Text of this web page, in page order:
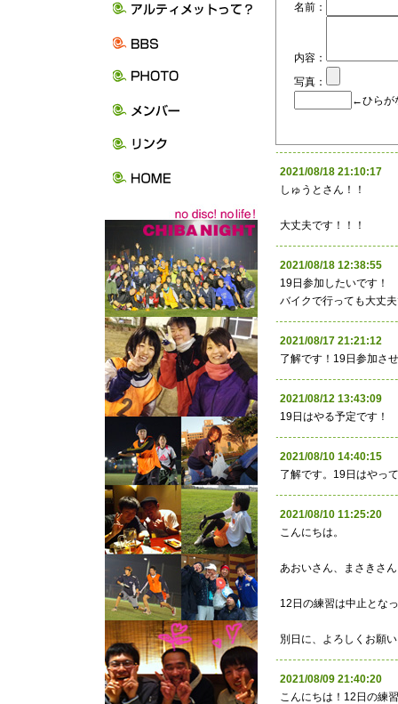
名前：
内容：
写真：
←ひらが
2021/08/18 21:10:17
しゅうとさん！！
大丈夫です！！！
2021/08/18 12:38:55
19日参加したいです！
バイクで行っても大丈
2021/08/17 21:21:12
了解です！19日参加さ
2021/08/12 13:43:09
19日はやる予定です！
2021/08/10 14:40:15
了解です。19日はやっ
2021/08/10 11:25:20
こんにちは。
あおいさん、まさきさ
12日の練習は中止とな
別日に、よろしくお願
2021/08/09 21:40:20
こんにちは！12日の練